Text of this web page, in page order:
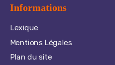
Informations
Lexique
Mentions Légales
Plan du site